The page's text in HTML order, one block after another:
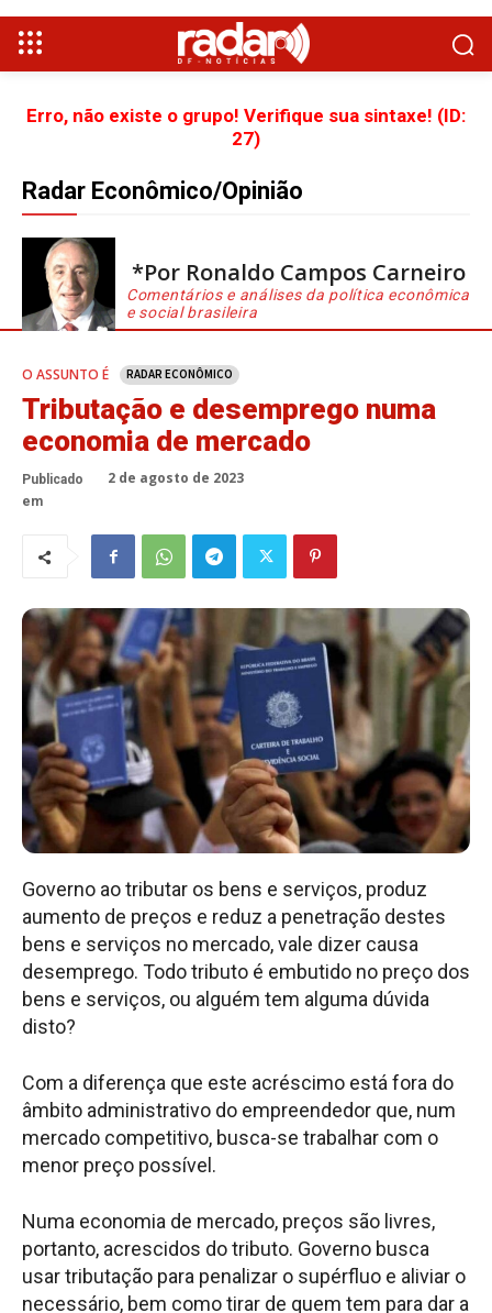
Erro, não existe o grupo! Verifique sua sintaxe! (ID:
27)
Radar Econômico/Opinião
*Por Ronaldo Campos Carneiro
Comentários e análises da política econômica
e social brasileira
O ASSUNTO É RADAR ECONÔMICO
Tributação e desemprego numa
economia de mercado
Publicado
em
2 de agosto de 2023
Governo ao tributar os bens e serviços, produz
aumento de preços e reduz a penetração destes
bens e serviços no mercado, vale dizer causa
desemprego. Todo tributo é embutido no preço dos
bens e serviços, ou alguém tem alguma dúvida
disto?
Com a diferença que este acréscimo está fora do
âmbito administrativo do empreendedor que, num
mercado competitivo, busca-se trabalhar com o
menor preço possível.
Numa economia de mercado, preços são livres,
portanto, acrescidos do tributo. Governo busca
usar tributação para penalizar o supérfluo e aliviar o
necessário, bem como tirar de quem tem para dar a